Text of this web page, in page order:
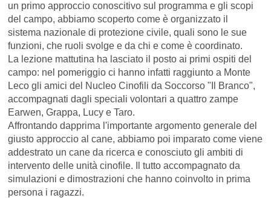
un primo approccio conoscitivo sul programma e gli scopi
del campo, abbiamo scoperto come è organizzato il
sistema nazionale di protezione civile, quali sono le sue
funzioni, che ruoli svolge e da chi e come è coordinato.
La lezione mattutina ha lasciato il posto ai primi ospiti del
campo: nel pomeriggio ci hanno infatti raggiunto a Monte
Leco gli amici del Nucleo Cinofili da Soccorso "Il Branco",
accompagnati dagli speciali volontari a quattro zampe
Earwen, Grappa, Lucy e Taro.
Affrontando dapprima l'importante argomento generale del
giusto approccio al cane, abbiamo poi imparato come viene
addestrato un cane da ricerca e conosciuto gli ambiti di
intervento delle unità cinofile. Il tutto accompagnato da
simulazioni e dimostrazioni che hanno coinvolto in prima
persona i ragazzi.